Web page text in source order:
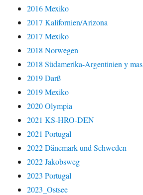
2016 Mexiko
2017 Kalifornien/Arizona
2017 Mexiko
2018 Norwegen
2018 Südamerika-Argentinien y mas
2019 Darß
2019 Mexiko
2020 Olympia
2021 KS-HRO-DEN
2021 Portugal
2022 Dänemark und Schweden
2022 Jakobsweg
2023 Portugal
2023_Ostsee